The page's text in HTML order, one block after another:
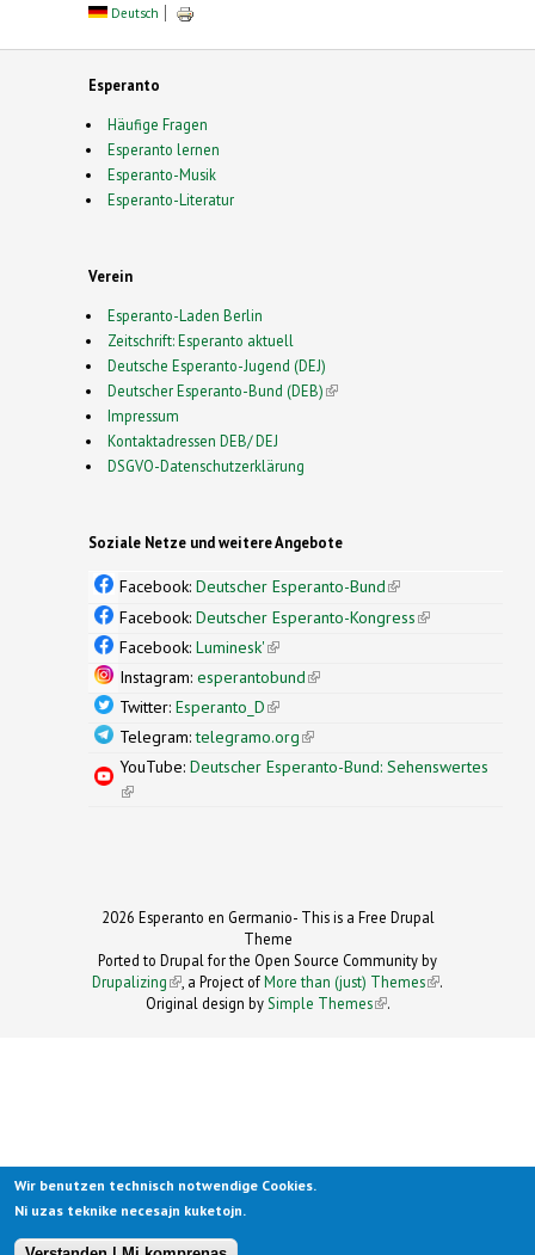
Deutsch
Esperanto
Häufige Fragen
Esperanto lernen
Esperanto-Musik
Esperanto-Literatur
Verein
Esperanto-Laden Berlin
Zeitschrift: Esperanto aktuell
Deutsche Esperanto-Jugend (DEJ)
Deutscher Esperanto-Bund (DEB)(link is external)
Impressum
Kontaktadressen DEB/ DEJ
DSGVO-Datenschutzerklärung
Soziale Netze und weitere Angebote
Facebook: Deutscher Esperanto-Bund(link is
external)
Facebook: Deutscher Esperanto-Kongress(link is
Facebook: Luminesk'(link is external)
Instagram: esperantobund(link is external)
Twitter: Esperanto_D(link is external)
Telegram:telegramo.org(link is external)
YouTube: Deutscher Esperanto-Bund: Sehenswertes
(link is external)
2026 Esperanto en Germanio- This is a Free Drupal
Theme
Ported to Drupal for the Open Source Community by
Drupalizing(link is external)
, a Project ofMore than (just) Themes (link is
.
Original design by Simple Themes
(link is
.
Wir benutzen technisch notwendige Cookies.
Ni uzas teknike necesajn kuketojn.